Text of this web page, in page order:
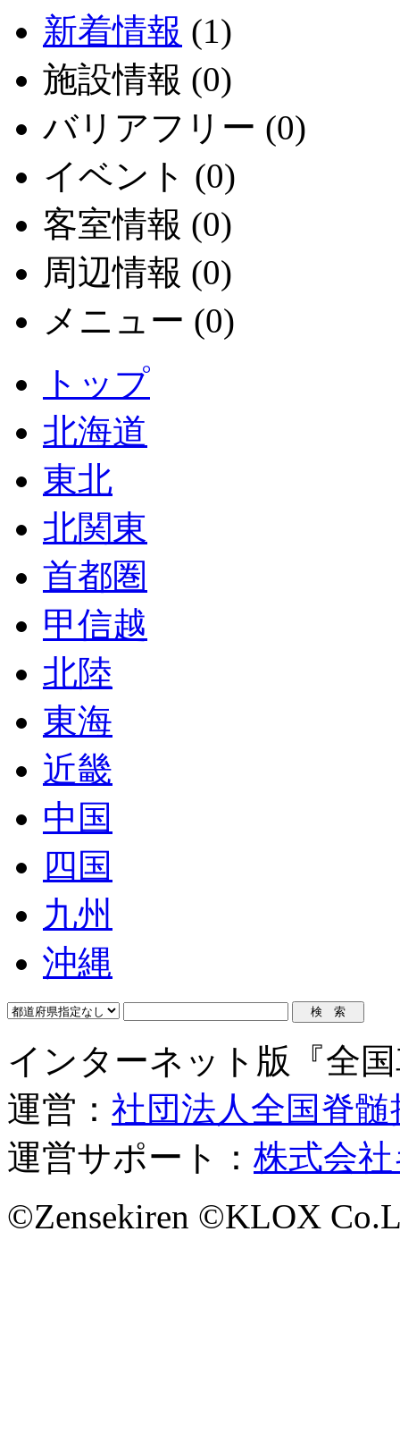
新着情報 (1)
施設情報 (0)
バリアフリー (0)
イベント (0)
客室情報 (0)
周辺情報 (0)
メニュー (0)
トップ
北海道
東北
北関東
首都圏
甲信越
北陸
東海
近畿
中国
四国
九州
沖縄
インターネット版『全
運営： 社団法人全国脊
運営サポート： 株式会
©Zensekiren ©KLOX